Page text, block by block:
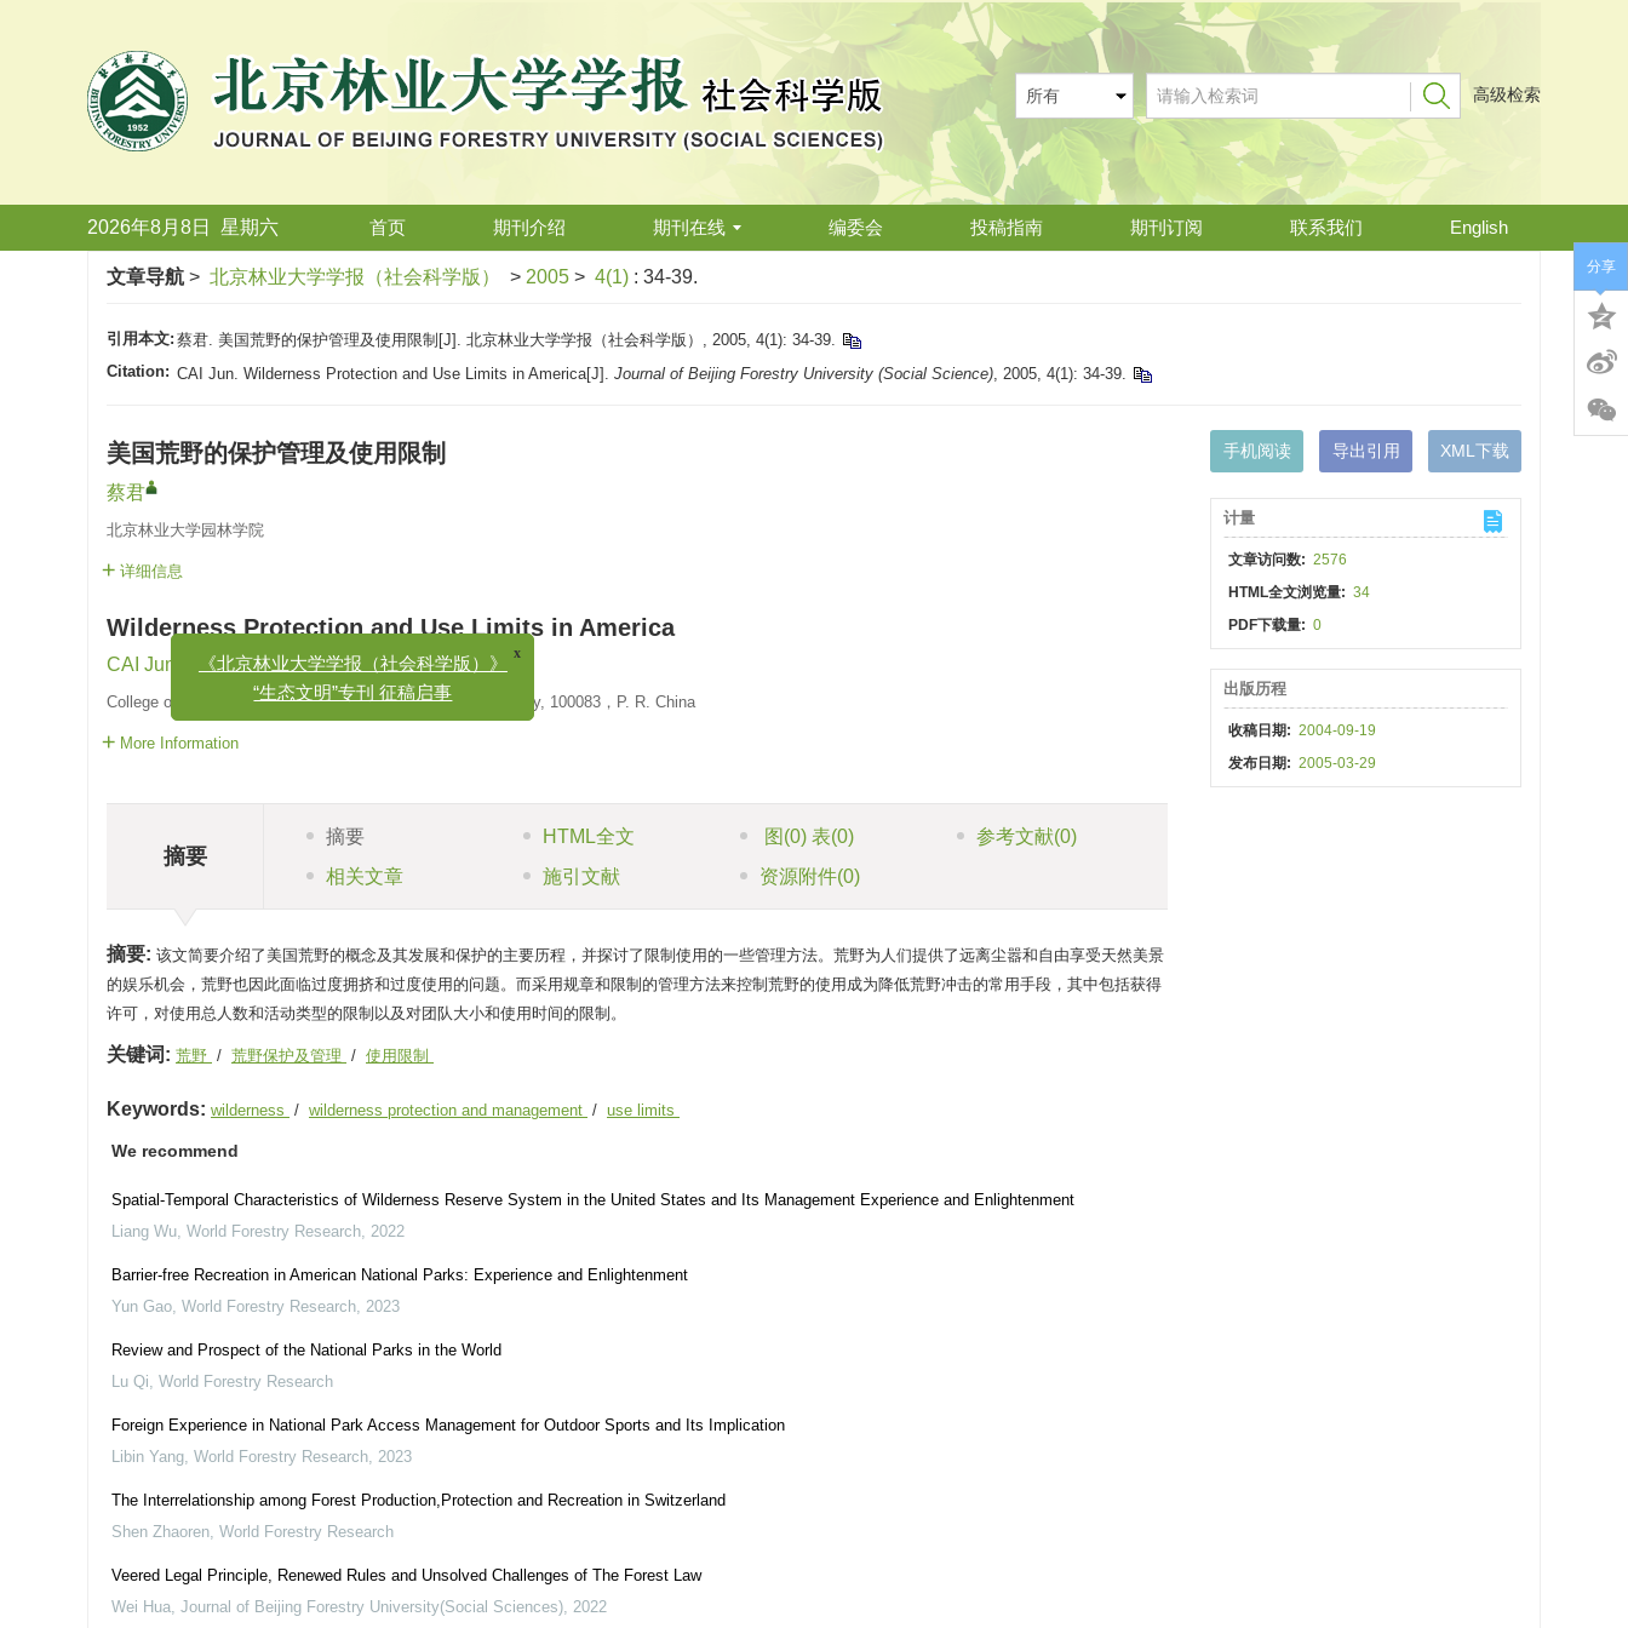
高级检索
2026年8月8日 星期六 首页 期刊介绍 期刊在线 编委会 投稿指南 期刊订阅 联系我们 English
文章导航 > 北京林业大学学报（社会科学版） > 2005 > 4(1) : 34-39.
引用本文: 蔡君. 美国荒野的保护管理及使用限制[J]. 北京林业大学学报（社会科学版）, 2005, 4(1): 34-39.
Citation: CAI Jun. Wilderness Protection and Use Limits in America[J]. Journal of Beijing Forestry University (Social Science), 2005, 4(1): 34-39.
美国荒野的保护管理及使用限制
蔡君
北京林业大学园林学院
详细信息
Wilderness Protection and Use Limits in America
CAI Jun
College of Landscape Architecture, Beijing Forestry University, 100083，P. R. China
More Information
摘要
摘要 HTML全文 图 (0) 表(0) 参考文献(0)
相关文章
施引文献 资源附件(0)
摘要: 该文简要介绍了美国荒野的概念及其发展和保护的主要历程，并探讨了限制使用的一些管理方法。荒野为人们提供了远离尘嚣和自由享受天然美景
的娱乐机会，荒野也因此面临过度拥挤和过度使用的问题。而采用规章和限制的管理方法来控制荒野的使用成为降低荒野冲击的常用手段，其中包括获得
许可，对使用总人数和活动类型的限制以及对团队大小和使用时间的限制。
关键词: 荒野 / 荒野保护及管理 / 使用限制
Keywords: wilderness / wilderness protection and management / use limits
We recommend
Spatial-Temporal Characteristics of Wilderness Reserve System in the United States and Its Management Experience and Enlightenment
Liang Wu, World Forestry Research, 2022
Barrier-free Recreation in American National Parks: Experience and Enlightenment
Yun Gao, World Forestry Research, 2023
Review and Prospect of the National Parks in the World
Lu Qi, World Forestry Research
Foreign Experience in National Park Access Management for Outdoor Sports and Its Implication
Libin Yang, World Forestry Research, 2023
The Interrelationship among Forest Production,Protection and Recreation in Switzerland
Shen Zhaoren, World Forestry Research
Veered Legal Principle, Renewed Rules and Unsolved Challenges of The Forest Law
Wei Hua, Journal of Beijing Forestry University(Social Sciences), 2022
手机阅读 导出引用 XML下载
计量
文章访问数: 2576
HTML全文浏览量: 34
PDF下载量: 0
出版历程
收稿日期: 2004-09-19
发布日期: 2005-03-29
分享
《北京林业大学学报（社会科学版）》
“生态文明”专刊 征稿启事